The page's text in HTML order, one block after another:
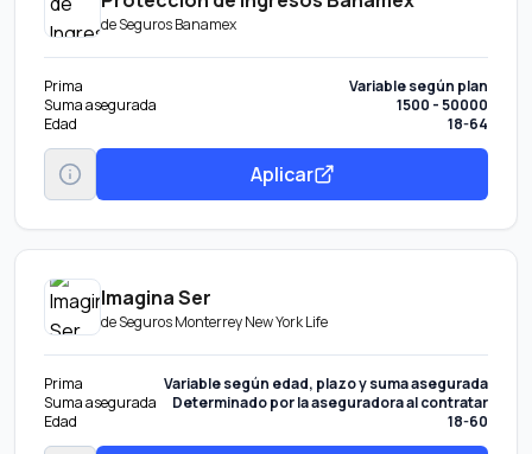
deSeguros Banamex
Prima
Variable según plan
Suma asegurada
1500 - 50000
Edad
18-64
Aplicar
Imagina Ser
deSeguros Monterrey New York Life
Prima
Variable según edad, plazo y suma asegurada
Suma asegurada
Determinado por la aseguradora al contratar
Edad
18-60